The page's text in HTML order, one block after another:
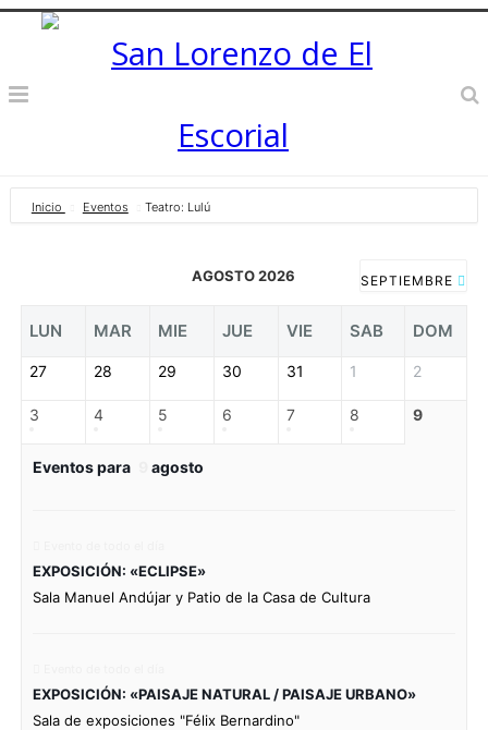
Inicio Eventos Teatro: Lulú
AGOSTO 2026 SEPTIEMBRE
LUN MAR MIE JUE VIE SAB DOM
27 28 29 30 31 1 2
3 4 5 6 7 8 9
Eventos para agosto
EXPOSICIÓN: «ECLIPSE»
Sala Manuel Andújar y Patio de la Casa de Cultura
EXPOSICIÓN: «PAISAJE NATURAL / PAISAJE URBANO»
Sala de exposiciones "Félix Bernardino"